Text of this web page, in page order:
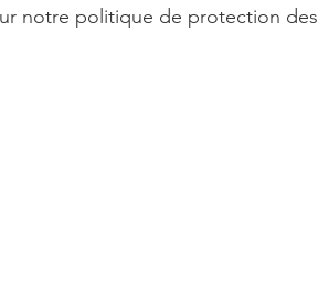
notre politique de protection des